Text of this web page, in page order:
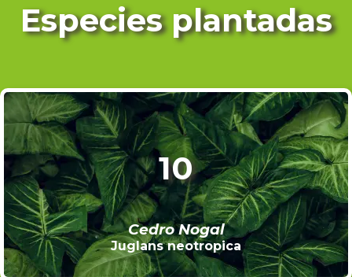
Especies plantadas
10
Cedro Nogal
Juglans neotropica